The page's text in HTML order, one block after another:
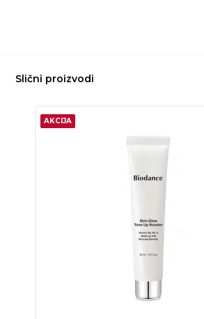
Slični proizvodi
AKCIJA